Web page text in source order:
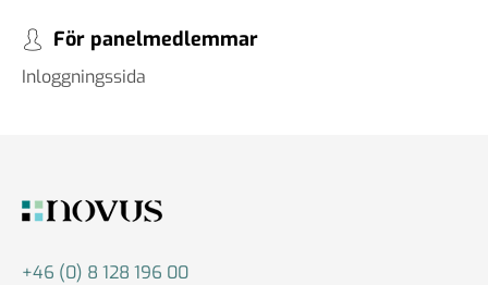
För panelmedlemmar
Inloggningssida
+46 (0) 8 128 196 00